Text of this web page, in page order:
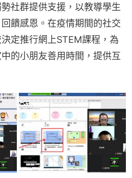
社群提供支援，以教導學生
饋感恩。在疫情期間的社交
定推行網上STEM課程，為
的小朋友善用時間，提供互